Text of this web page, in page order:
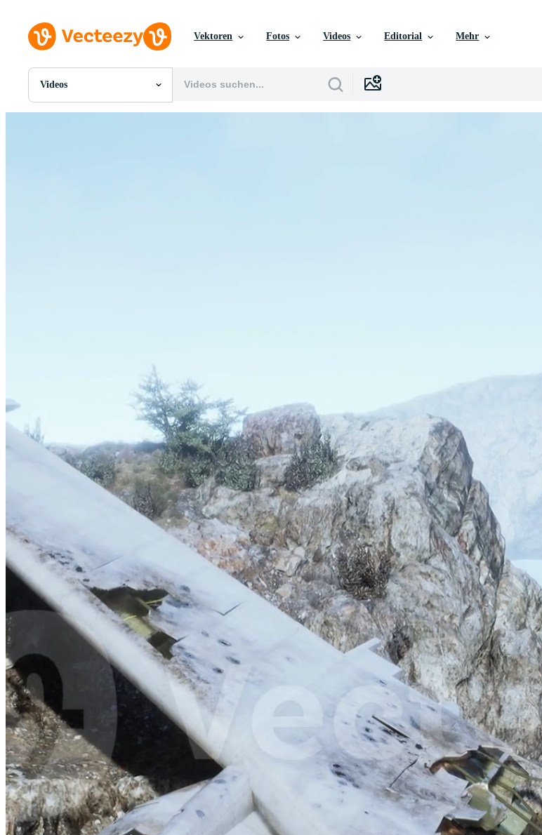
Vektoren Fotos Videos Editorial Mehr
Videos
Alle Bilder